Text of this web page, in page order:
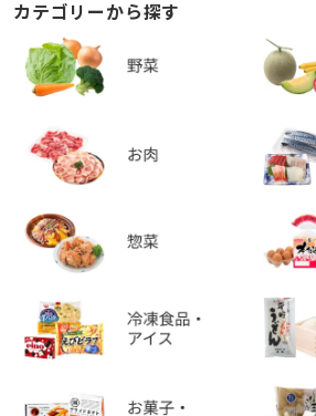
カテゴリーから探す